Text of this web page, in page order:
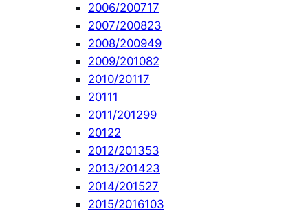
2006/200717
2007/200823
2008/200949
2009/201082
2010/20117
20111
2011/201299
20122
2012/201353
2013/201423
2014/201527
2015/2016103